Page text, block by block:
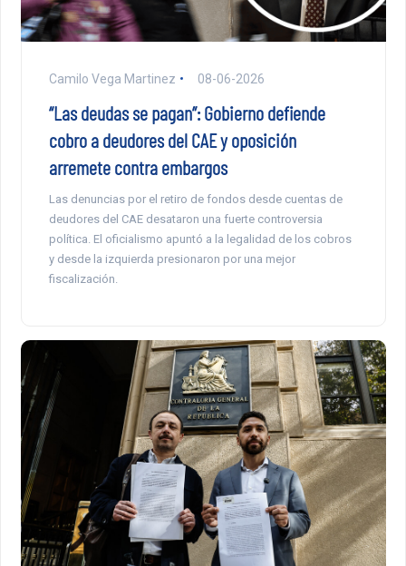
Camilo Vega Martinez 08-06-2026
“Las deudas se pagan”: Gobierno defiende
cobro a deudores del CAE y oposición
arremete contra embargos
Las denuncias por el retiro de fondos desde cuentas de
deudores del CAE desataron una fuerte controversia
política. El oficialismo apuntó a la legalidad de los cobros
y desde la izquierda presionaron por una mejor
fiscalización.